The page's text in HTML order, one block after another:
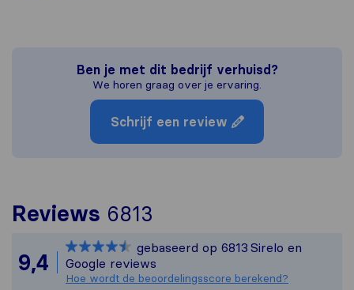
Ben je met dit bedrijf verhuisd?
We horen graag over je ervaring.
Schrijf een review
Reviews 6813
Alle reviews van
9,4
gebaseerd op 6813 Sirelo en
Google reviews
Hoe wordt de beoordelingsscore berekend?